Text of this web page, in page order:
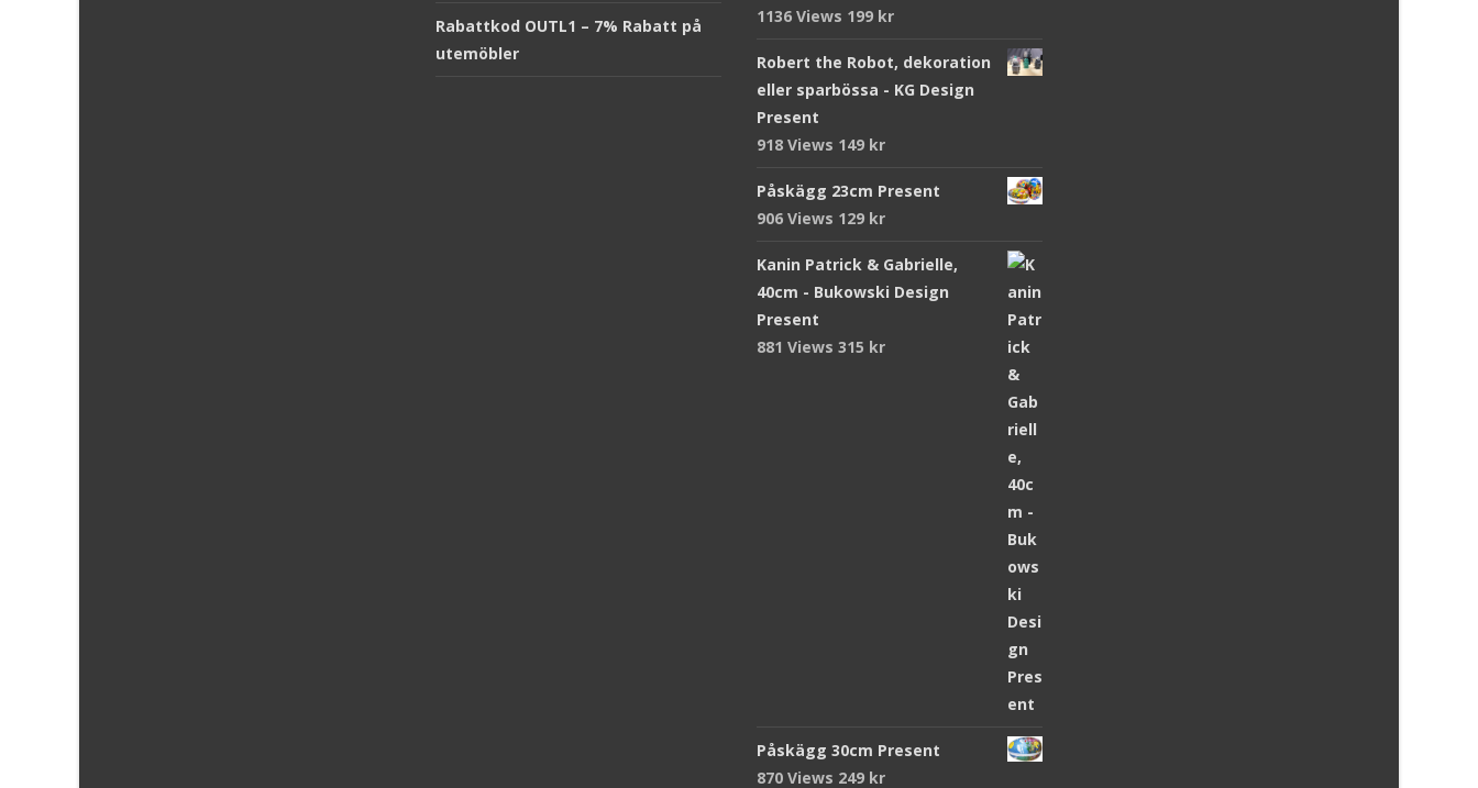
Rabattkod OUTL1 – 7% Rabatt på
utemöbler
1136 Views 199 kr
Robert the Robot, dekoration
eller sparbössa - KG Design
Present
918 Views 149 kr
Påskägg 23cm Present
906 Views 129 kr
Kanin Patrick & Gabrielle,
40cm - Bukowski Design
Present
881 Views 315 kr
Påskägg 30cm Present
870 Views 249 kr